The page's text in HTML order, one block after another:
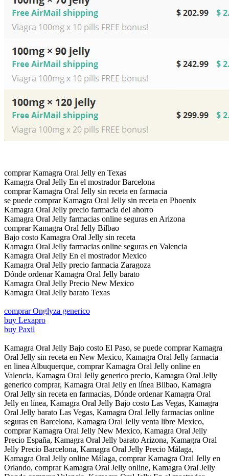
comprar Kamagra Oral Jelly en Texas
Kamagra Oral Jelly En el mostrador Barcelona
comprar Kamagra Oral Jelly sin receta en farmacia
se puede comprar Kamagra Oral Jelly sin receta en Phoenix
Kamagra Oral Jelly precio farmacia del ahorro
Kamagra Oral Jelly farmacias online seguras en Arizona
comprar Kamagra Oral Jelly Bilbao
Bajo costo Kamagra Oral Jelly sin receta
Kamagra Oral Jelly farmacias online seguras en Valencia
Kamagra Oral Jelly En el mostrador Mexico
Kamagra Oral Jelly precio farmacia Zaragoza
Dónde ordenar Kamagra Oral Jelly barato
Kamagra Oral Jelly Precio New Mexico
Kamagra Oral Jelly barato Texas
comprar Onglyza generico
buy Lexapro
buy Paxil
Kamagra Oral Jelly Bajo costo El Paso, se puede comprar Kamagra
Oral Jelly sin receta en New Mexico, Kamagra Oral Jelly farmacia
en linea Albuquerque, comprar Kamagra Oral Jelly online en
Valencia, Kamagra Oral Jelly generico precio, Kamagra Oral Jelly
generico comprar, Kamagra Oral Jelly en línea Bilbao, Kamagra
Oral Jelly sin receta en farmacias, Dónde ordenar Kamagra Oral
Jelly en línea, Kamagra Oral Jelly Bajo costo Las Vegas, Kamagra
Oral Jelly barato Las Vegas, Kamagra Oral Jelly farmacias online
seguras en Barcelona, Kamagra Oral Jelly venta libre Mexico,
comprar Kamagra Oral Jelly New Mexico, Kamagra Oral Jelly
Precio España, Kamagra Oral Jelly barato Arizona, Kamagra Oral
Jelly Precio Barcelona, Kamagra Oral Jelly Precio Málaga,
Kamagra Oral Jelly online Málaga, comprar Kamagra Oral Jelly en
Orlando, comprar Kamagra Oral Jelly online, Kamagra Oral Jelly